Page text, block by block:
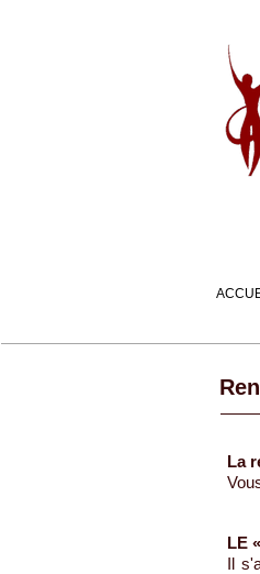
La
LE
Il